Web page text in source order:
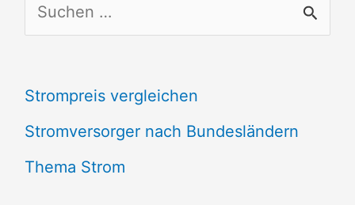
u
h
e
n
Strompreis vergleichen
Stromversorger nach Bundesländern
Thema Strom